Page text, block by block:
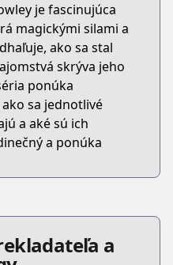
je fascinujúca
magickými silami a
ako sa stal
skrýva jeho
ponúka
sa jednotlivé
a aké sú ich
a ponúka
a